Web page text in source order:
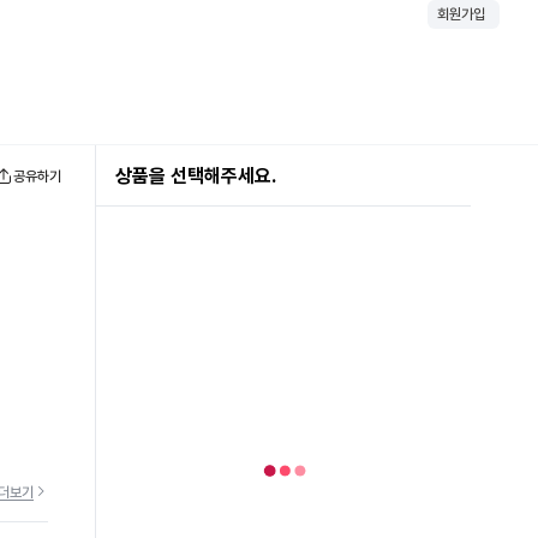
회원가입
공유하기
보기
상품을 선택해주세요.